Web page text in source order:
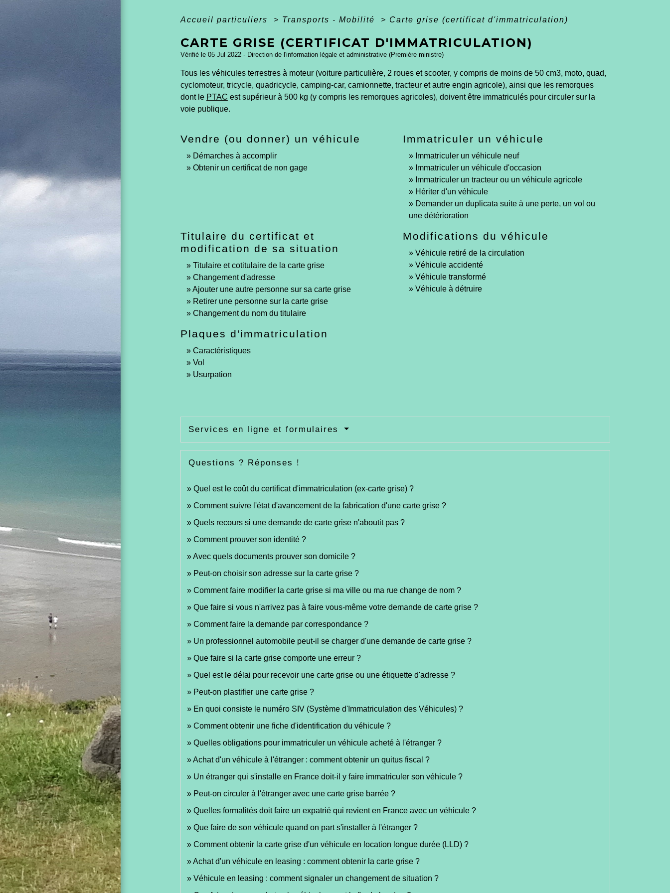
Accueil particuliers > Transports - Mobilité > Carte grise (certificat d'immatriculation)
CARTE GRISE (CERTIFICAT D'IMMATRICULATION)
Vérifié le 05 Jul 2022 - Direction de l'information légale et administrative (Première ministre)
Tous les véhicules terrestres à moteur (voiture particulière, 2 roues et scooter, y compris de moins de 50 cm3, moto, quad,
cyclomoteur, tricycle, quadricycle, camping-car, camionnette, tracteur et autre engin agricole), ainsi que les remorques
dont le PTAC est supérieur à 500 kg (y compris les remorques agricoles), doivent être immatriculés pour circuler sur la
voie publique.
Vendre (ou donner) un véhicule
Démarches à accomplir
Obtenir un certificat de non gage
Immatriculer un véhicule
Immatriculer un véhicule neuf
Immatriculer un véhicule d'occasion
Immatriculer un tracteur ou un véhicule agricole
Hériter d'un véhicule
Demander un duplicata suite à une perte, un vol ou
une détérioration
Titulaire du certificat et
modification de sa situation
Titulaire et cotitulaire de la carte grise
Changement d'adresse
Ajouter une autre personne sur sa carte grise
Retirer une personne sur la carte grise
Changement du nom du titulaire
Modifications du véhicule
Véhicule retiré de la circulation
Véhicule accidenté
Véhicule transformé
Véhicule à détruire
Plaques d'immatriculation
Caractéristiques
Vol
Usurpation
Services en ligne et formulaires
Questions ? Réponses !
Quel est le coût du certificat d'immatriculation (ex-carte grise) ?
Comment suivre l'état d'avancement de la fabrication d'une carte grise ?
Quels recours si une demande de carte grise n'aboutit pas ?
Comment prouver son identité ?
Avec quels documents prouver son domicile ?
Peut-on choisir son adresse sur la carte grise ?
Comment faire modifier la carte grise si ma ville ou ma rue change de nom ?
Que faire si vous n'arrivez pas à faire vous-même votre demande de carte grise ?
Comment faire la demande par correspondance ?
Un professionnel automobile peut-il se charger d'une demande de carte grise ?
Que faire si la carte grise comporte une erreur ?
Quel est le délai pour recevoir une carte grise ou une étiquette d'adresse ?
Peut-on plastifier une carte grise ?
En quoi consiste le numéro SIV (Système d'Immatriculation des Véhicules) ?
Comment obtenir une fiche d'identification du véhicule ?
Quelles obligations pour immatriculer un véhicule acheté à l'étranger ?
Achat d'un véhicule à l'étranger : comment obtenir un quitus fiscal ?
Un étranger qui s'installe en France doit-il y faire immatriculer son véhicule ?
Peut-on circuler à l'étranger avec une carte grise barrée ?
Quelles formalités doit faire un expatrié qui revient en France avec un véhicule ?
Que faire de son véhicule quand on part s'installer à l'étranger ?
Comment obtenir la carte grise d'un véhicule en location longue durée (LLD) ?
Achat d'un véhicule en leasing : comment obtenir la carte grise ?
Véhicule en leasing : comment signaler un changement de situation ?